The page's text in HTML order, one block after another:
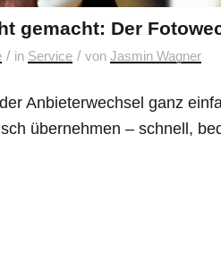
gemacht: Der
/ in Service / von Jasmin Wagner
Anbieterwechsel ganz
übernehmen – schnell,